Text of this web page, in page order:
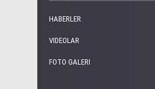
HABERLER
VIDEOLAR
FOTO GALERI